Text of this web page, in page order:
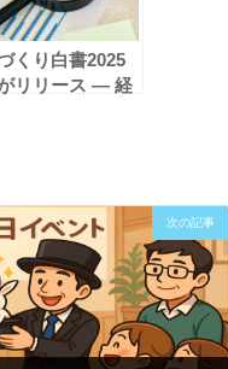
くり白書2025
リリース ― 経
と知財・経営戦
次の記事